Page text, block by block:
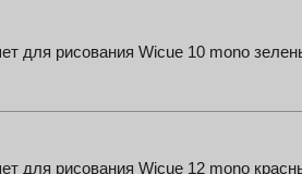
для рисования Wicue 10 mono
для рисования Wicue 12 mono